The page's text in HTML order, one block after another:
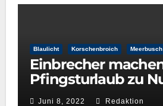
Blaulicht Korschenbroich Meerbusch
Einbrecher
Pfingsturlaub zu
hat etwas
Juni 8, 2022 Redaktion